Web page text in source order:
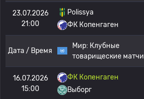
23.07.2026
21:00
Polissya
ФК Копенгаген
Дата / Время
Мир: Клубные
товарищеские матчи
16.07.2026
15:00
ФК Копенгаген
Выборг